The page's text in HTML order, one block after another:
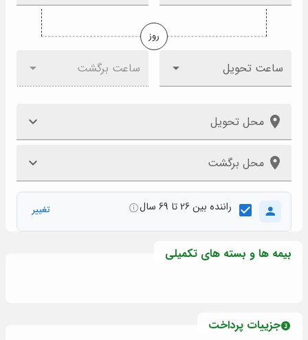
روز
ساعت تحویل ساعت برگشت
محل تحویل
محل برگشت
راننده بین 26 تا 69 سال تغییر
بیمه ها و بسته های تکمیلی
جزییات پرداخت